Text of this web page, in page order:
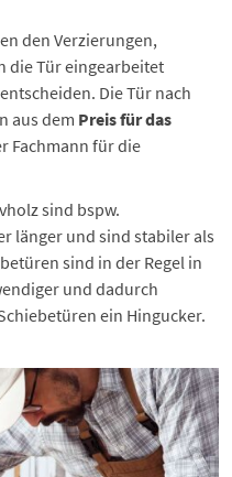
den Verzierungen,
die Tür eingearbeitet
Die Tür nach
aus dem Preis für das
Fachmann für die
sind bspw.
länger und sind stabiler als
sind in der Regel in
und dadurch
ein Hingucker.